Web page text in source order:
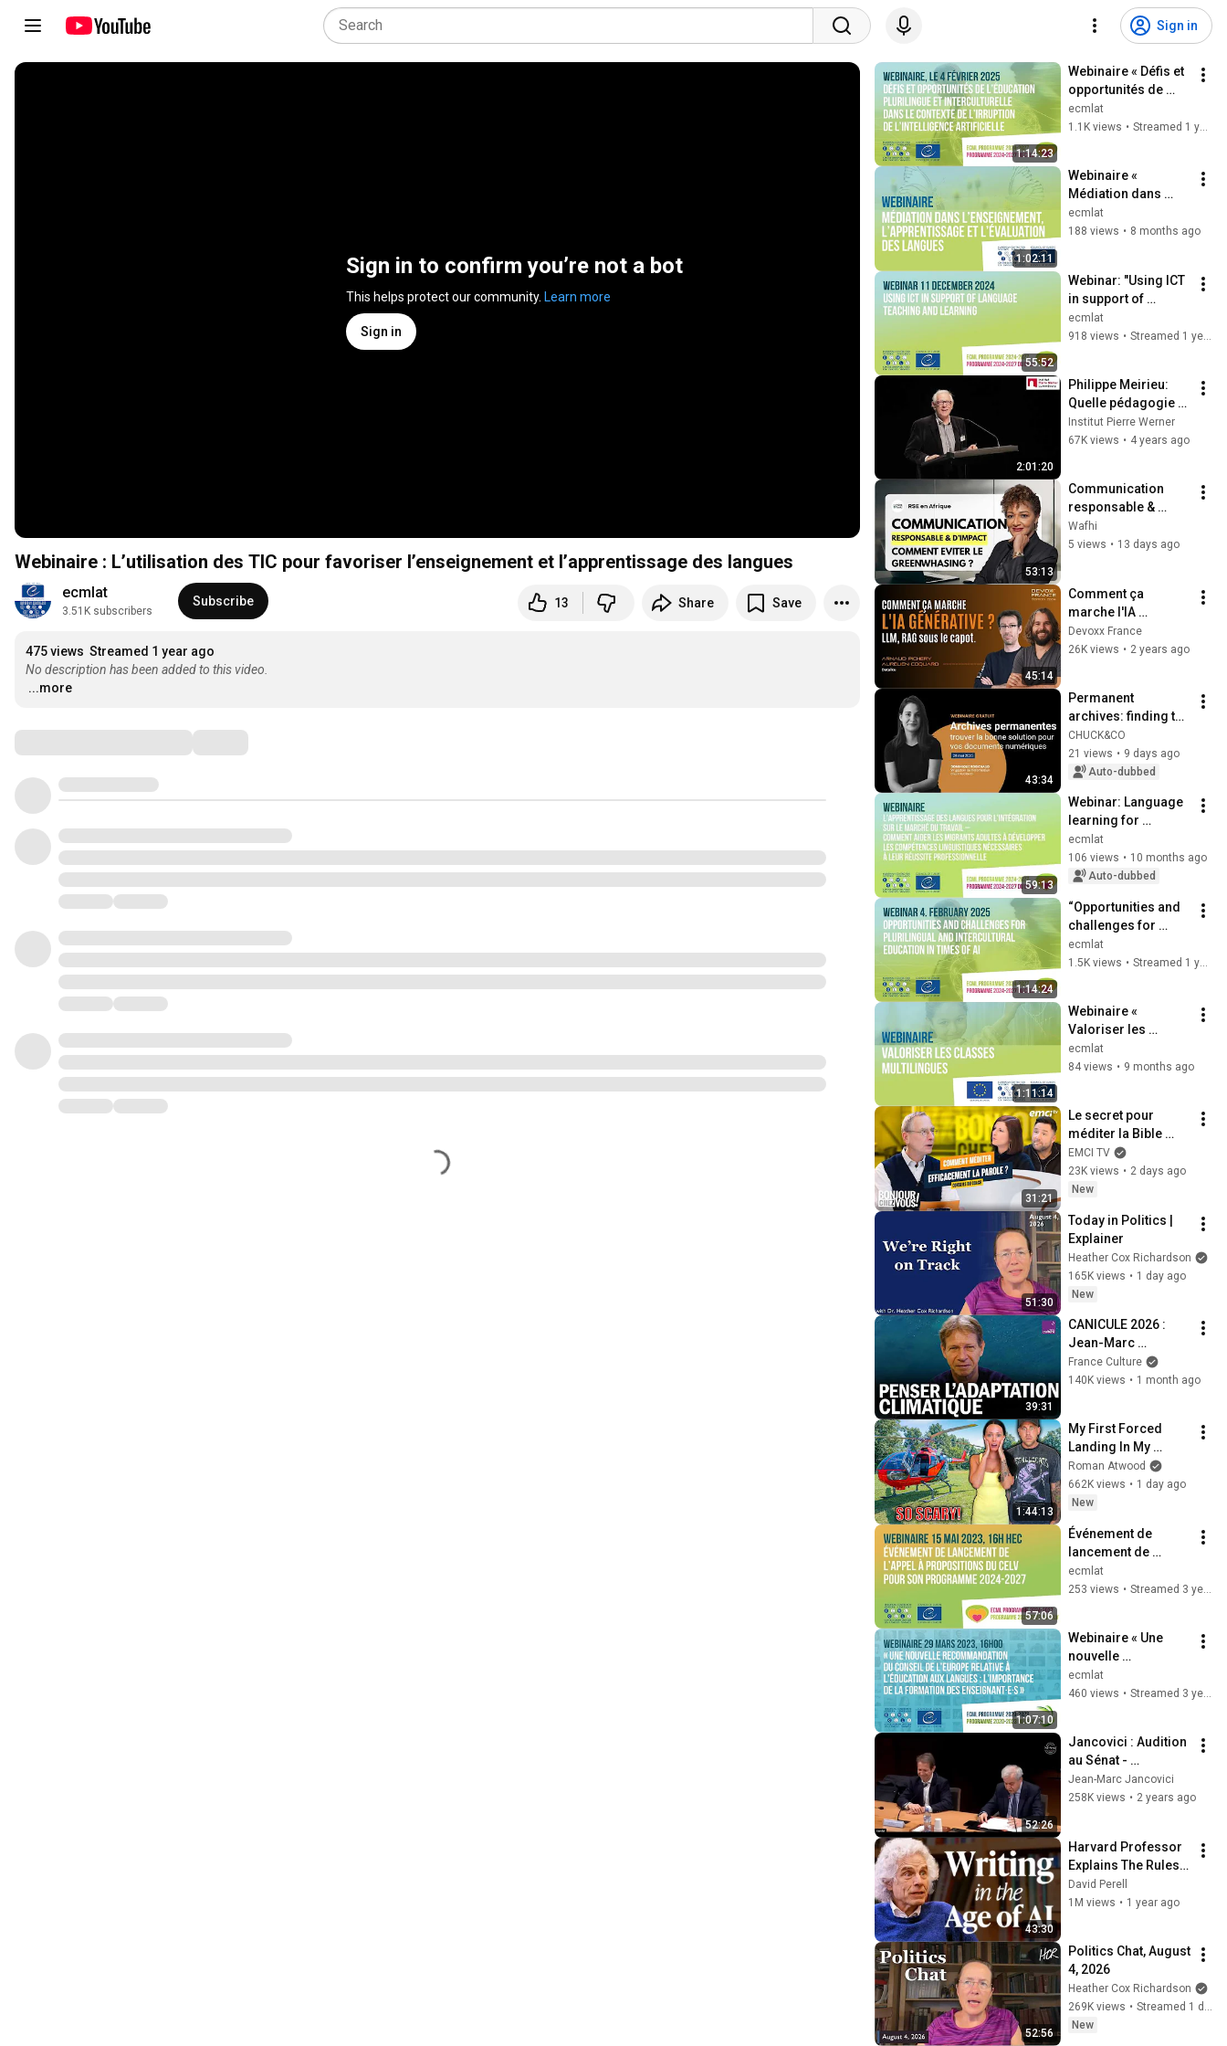
Sign in
Sign in to confirm you’re not a bot
This helps protect our community. Learn more
Sign in
Webinaire : L’utilisation des TIC pour favoriser l’enseignement et l’apprentissage des langues
ecmlat
3.51K subscribers
Subscribe 13 Share Save
475 views Streamed 1 year ago
No description has been added to this video.
...more
1:14:23
Webinaire « Défis et
opportunités de
l’éducation
plurilingue et
ecmlat
1.1K views • Streamed 1 year ago
1:02:11
Webinaire «
Médiation dans
l’enseignement,
l’apprentissage et
ecmlat
188 views • 8 months ago
55:52
Webinar: "Using ICT
in support of
language teaching
and learning"
ecmlat
918 views • Streamed 1 year ago
2:01:20
Philippe Meirieu:
Quelle pédagogie
pour faire face aux
défis d’aujourd’hui?
Institut Pierre Werner
67K views • 4 years ago
53:13
Communication
responsable &
d'impact : Comment
éviter le
Wafhi
5 views • 13 days ago
45:14
Comment ça
marche l'IA
Générative ? LLM,
RAG sous le capot.
Devoxx France
26K views • 2 years ago
43:34
Permanent
archives: finding the
right solution for
your digital
documents
CHUCK&CO
21 views • 9 days ago
Auto-dubbed
59:13
Webinar: Language
learning for
integration into the
job market
ecmlat
106 views • 10 months ago
Auto-dubbed
1:14:24
“Opportunities and
challenges for
plurilingual and
intercultural
ecmlat
1.5K views • Streamed 1 year ago
1:11:14
Webinaire «
Valoriser les
classes
multilingues »
ecmlat
84 views • 9 months ago
31:21
Le secret pour
méditer la Bible
efficacement
EMCI TV
23K views • 2 days ago
New
51:30
Today in Politics |
Explainer
Heather Cox Richardson
165K views • 1 day ago
New
39:31
CANICULE 2026 :
Jean-Marc
JANCOVICI explique
l’urgence
France Culture
140K views • 1 month ago
1:44:13
My First Forced
Landing In My
Helicopter. Very
Scary Experience
But Everyone Is
Roman Atwood
662K views • 1 day ago
New
57:06
Événement de
lancement de
l’appel à
propositions du
2027
ecmlat
253 views • Streamed 3 years ago
1:07:10
Webinaire « Une
nouvelle
Recommandation
du Conseil de
langues...
ecmlat
460 views • Streamed 3 years ago
52:26
Jancovici : Audition
au Sénat -
Obligations de Total
Énergies -
Jean-Marc Jancovici
258K views • 2 years ago
43:30
Harvard Professor
Explains The Rules
of Writing — Steven
Pinker
David Perell
1M views • 1 year ago
52:56
Politics Chat, August
4, 2026
Heather Cox Richardson
269K views •
Streamed 1 day ago
New